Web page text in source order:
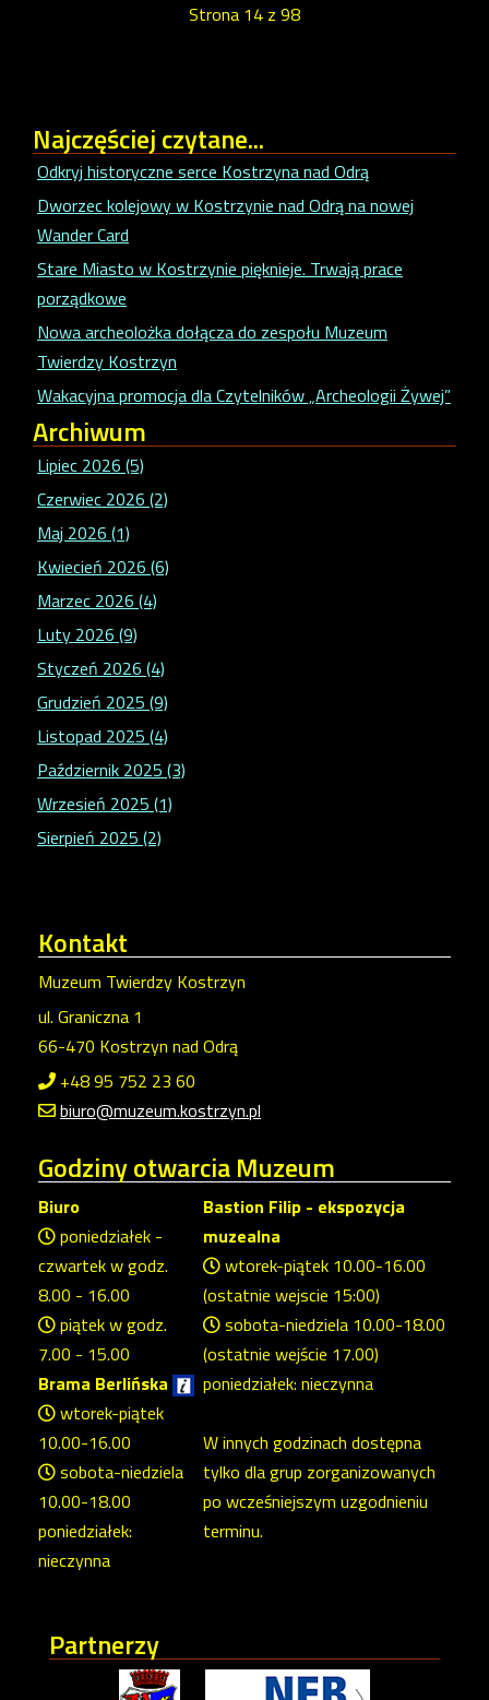
Strona 14 z 98
Najczęściejczytane...
Odkryj historyczne serce Kostrzyna nad Odrą
Dworzec kolejowy w Kostrzynie nad Odrą na nowej
Wander Card
Stare Miasto w Kostrzynie pięknieje. Trwają prace
porządkowe
Nowa archeolożka dołącza do zespołu Muzeum
Twierdzy Kostrzyn
Wakacyjna promocja dla Czytelników „Archeologii Żywej”
Archiwum
Lipiec 2026 (5)
Czerwiec 2026 (2)
Maj 2026 (1)
Kwiecień 2026 (6)
Marzec 2026 (4)
Luty 2026 (9)
Styczeń 2026 (4)
Grudzień 2025 (9)
Listopad 2025 (4)
Październik 2025 (3)
Wrzesień 2025 (1)
Sierpień 2025 (2)
Kontakt
Muzeum Twierdzy Kostrzyn
ul. Graniczna 1
66-470 Kostrzyn nad Odrą
+48 95 752 23 60
biuro@muzeum.kostrzyn.pl
Godzinyotwarcia Muzeum
Biuro
poniedziałek -
czwartek w godz.
8.00 - 16.00
piątek w godz.
7.00 - 15.00
Brama Berlińska
wtorek-piątek
10.00-16.00
sobota-niedziela
10.00-18.00
poniedziałek:
nieczynna
Bastion Filip - ekspozycja
muzealna
wtorek-piątek 10.00-16.00
(ostatnie wejscie 15:00)
sobota-niedziela 10.00-18.00
(ostatnie wejście 17.00)
poniedziałek: nieczynna
W innych godzinach dostępna
tylko dla grup zorganizowanych
po wcześniejszym uzgodnieniu
terminu.
Partnerzy